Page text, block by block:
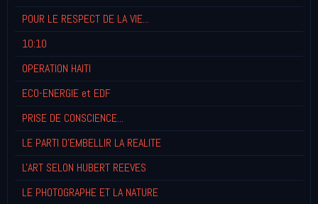
POUR LE RESPECT DE LA VIE...
10:10
OPERATION HAITI
ECO-ENERGIE et EDF
PRISE DE CONSCIENCE...
LE PARTI D'EMBELLIR LA REALITE
L'ART SELON HUBERT REEVES
LE PHOTOGRAPHE ET LA NATURE